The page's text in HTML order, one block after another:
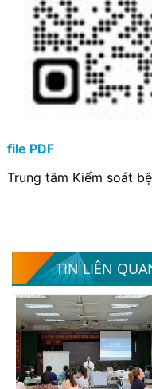
file PDF
Trung tâm Kiểm soát
TIN LIÊN